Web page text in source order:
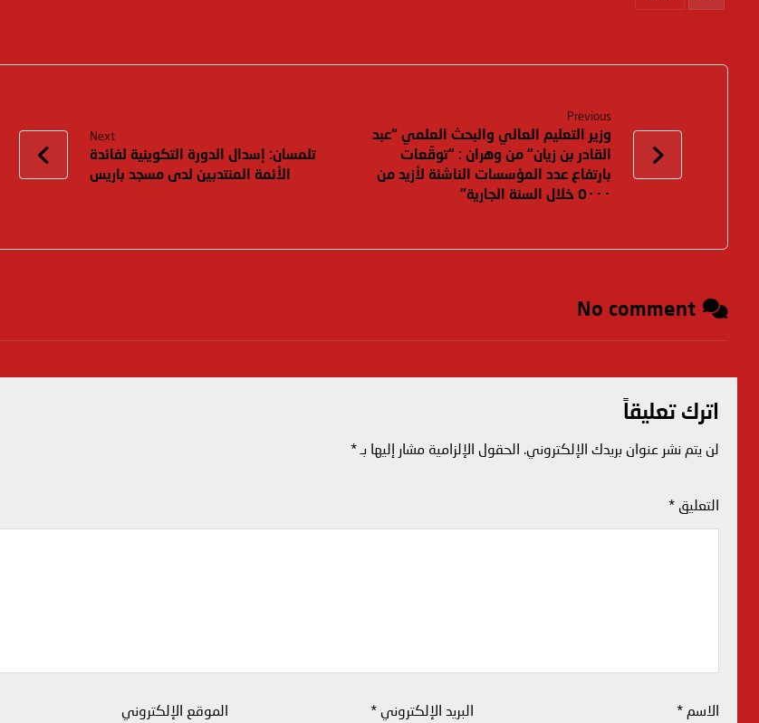
Previous
وزير التعليم العالي والبحث العلمي “عبد
القادر بن زيان” من وهران : “توقّعات
بارتفاع عدد المؤسسات الناشئة لأزيد من
٥٠٠٠ خلال السنة الجارية”
Next
تلمسان: إسدال الدورة التكوينية لفائدة
الأئمة المنتدبين لدى مسجد باريس
No comment
اترك تعليقاً
لن يتم نشر عنوان بريدك الإلكتروني. الحقول الإلزامية مشار إليها بـ *
التعليق *
الاسم * البريد الإلكتروني * الموقع الإلكتروني